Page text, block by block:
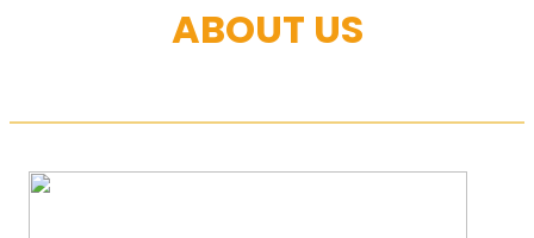
ABOUT US